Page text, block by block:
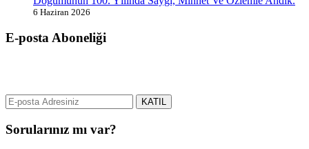
6 Haziran 2026
E-posta Aboneliği
KATIL
Sorularınız mı var?